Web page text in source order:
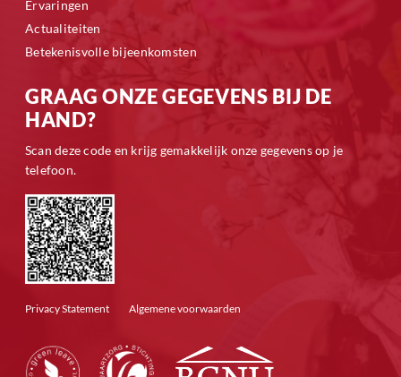
Ervaringen
Actualiteiten
Betekenisvolle bijeenkomsten
GRAAG ONZE GEGEVENS BIJ DE
HAND?
Scan deze code en krijg gemakkelijk onze gegevens op je
telefoon.
Privacy Statement Algemene voorwaarden